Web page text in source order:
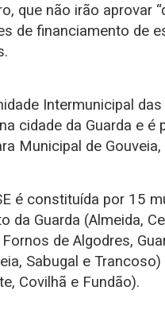
que não irão aprovar
de financiamento de
Intermunicipal
cidade da Guarda e
Municipal de
é constituída por 15
da Guarda (Almeida,
de Algodres,
Sabugal e
Covilhã e Fundão).